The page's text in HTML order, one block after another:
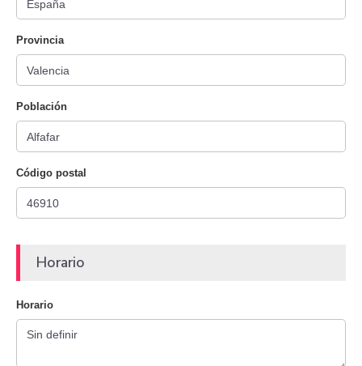
Provincia
Población
Código postal
Horario
Horario